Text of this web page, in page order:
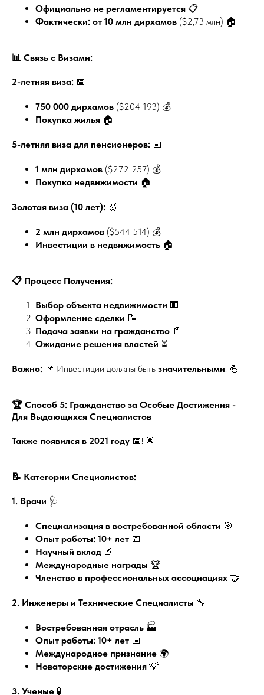
Официально не регламентируется 📋
Фактически: от 10 млн дирхамов ($2,73 млн) 🏠
📊 Связь с Визами:
2-летняя виза: 📅
750 000 дирхамов ($204 193) 💰
Покупка жилья 🏠
5-летняя виза для пенсионеров: 📅
1 млн дирхамов ($272 257) 💰
Покупка недвижимости 🏠
Золотая виза (10 лет): 🥇
2 млн дирхамов ($544 514) 💰
Инвестиции в недвижимость 🏠
📋 Процесс Получения:
Выбор объекта недвижимости 🏢
Оформление сделки 📝
Подача заявки на гражданство 📄
Ожидание решения властей ⏳
Важно: 📌 Инвестиции должны быть значительными! 💪
🏆 Способ 5: Гражданство за Особые Достижения -
Для Выдающихся Специалистов
Также появился в 2021 году 📅! 🌟
📝 Категории Специалистов:
1. Врачи 🩺
Специализация в востребованной области 🎯
Опыт работы: 10+ лет 📅
Научный вклад 🔬
Международные награды 🏆
Членство в профессиональных ассоциациях 🤝
2. Инженеры и Технические Специалисты 🔧
Востребованная отрасль 🏭
Опыт работы: 10+ лет 📅
Международное признание 🌍
Новаторские достижения 💡
3. Ученые 🧪